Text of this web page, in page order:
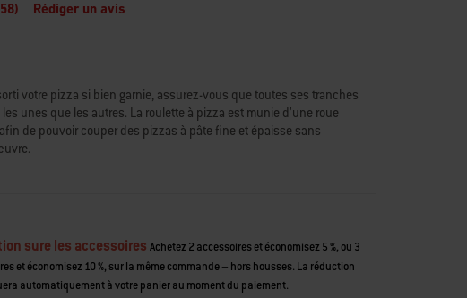
Rédiger un avis
votre pizza si bien garnie, assurez-vous que toutes ses tranches
unes que les autres. La roulette à pizza est munie d’une roue
de pouvoir couper des pizzas à pâte fine et épaisse sans
sure les accessoires Achetez 2 accessoires et économisez 5 %, ou 3
et économisez 10 %, sur la même commande – hors housses. La réduction
automatiquement à votre panier au moment du paiement.